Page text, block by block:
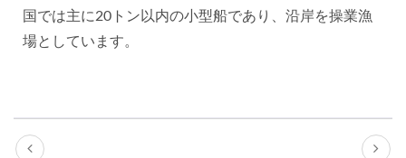
国では主に20トン以内の小型船であり、沿岸を操業漁
場としています。